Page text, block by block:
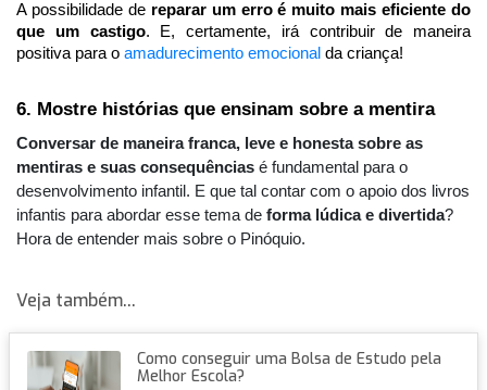
A possibilidade de reparar um erro é muito mais eficiente do
que um castigo. E, certamente, irá contribuir de maneira
positiva para o amadurecimento emocional da criança!
6. Mostre histórias que ensinam sobre a mentira
Conversar de maneira franca, leve e honesta sobre as
mentiras e suas consequências é fundamental para o
desenvolvimento infantil. E que tal contar com o apoio dos livros
infantis para abordar esse tema de forma lúdica e divertida?
Hora de entender mais sobre o Pinóquio.
Veja também...
Como conseguir uma Bolsa de Estudo pela
Melhor Escola?